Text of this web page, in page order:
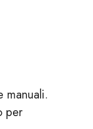
manuali.
per